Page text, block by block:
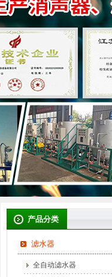
产品分类
滤水器
全自动滤水器